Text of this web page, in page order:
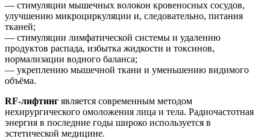
— стимуляции мышечных волокон кровеносных сосудов,
улучшению микроциркуляции и, следовательно, питания
тканей;
— стимуляции лимфатической системы и удалению
продуктов распада, избытка жидкости и токсинов,
нормализации водного баланса;
— укреплению мышечной ткани и уменьшению видимого
объёма.
RF-лифтинг является современным методом
нехирургического омоложения лица и тела. Радиочастотная
энергия в последние годы широко используется в
эстетической медицине.